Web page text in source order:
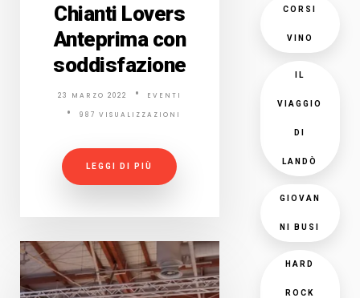
Chianti Lovers
Anteprima con
soddisfazione
23 MARZO 2022 EVENTI
987 VISUALIZZAZIONI
LEGGI DI PIÙ
CORSI
VINO
IL
VIAGGIO
DI
LANDÒ
GIOVAN
NI BUSI
HARD
ROCK